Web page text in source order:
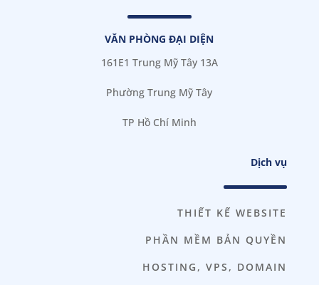
VĂN PHÒNG ĐẠI DIỆN
161E1 Trung Mỹ Tây 13A
Phường Trung Mỹ Tây
TP Hồ Chí Minh
Dịch vụ
THIẾT KẾ WEBSITE
PHẦN MỀM BẢN QUYỀN
HOSTING, VPS, DOMAIN